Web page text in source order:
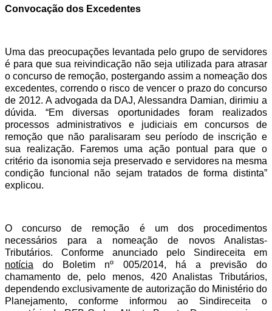
Convocação dos Excedentes
Uma das preocupações levantada pelo grupo de servidores
é para que sua reivindicação não seja utilizada para atrasar
o concurso de remoção, postergando assim a nomeação dos
excedentes, correndo o risco de vencer o prazo do concurso
de 2012. A advogada da DAJ, Alessandra Damian, dirimiu a
dúvida. “Em diversas oportunidades foram realizados
processos administrativos e judiciais em concursos de
remoção que não paralisaram seu período de inscrição e
sua realização. Faremos uma ação pontual para que o
critério da isonomia seja preservado e servidores na mesma
condição funcional não sejam tratados de forma distinta”
explicou.
O concurso de remoção é um dos procedimentos
necessários para a nomeação de novos Analistas-
Tributários. Conforme anunciado pelo Sindireceita em
notícia do Boletim nº 005/2014, há a previsão do
chamamento de, pelo menos, 420 Analistas Tributários,
dependendo exclusivamente de autorização do Ministério do
Planejamento, conforme informou ao Sindireceita o